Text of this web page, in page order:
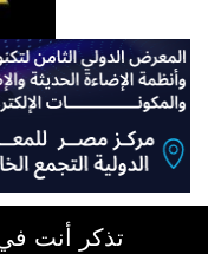
تذكر أنت